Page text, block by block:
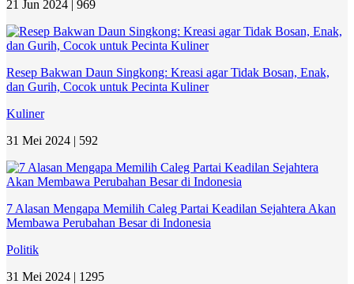
21 Jun 2024 | 969
Resep Bakwan Daun Singkong: Kreasi agar Tidak Bosan, Enak,
dan Gurih, Cocok untuk Pecinta Kuliner
Kuliner
31 Mei 2024 | 592
7 Alasan Mengapa Memilih Caleg Partai Keadilan Sejahtera Akan
Membawa Perubahan Besar di Indonesia
Politik
31 Mei 2024 | 1295